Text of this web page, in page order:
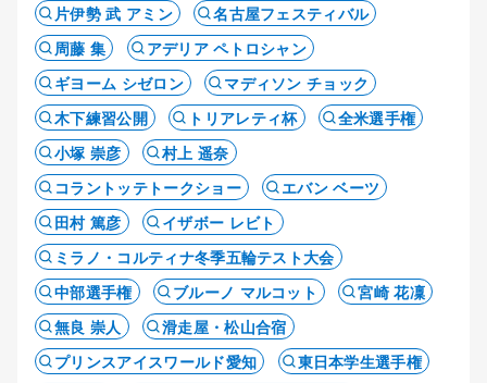
片伊勢 武 アミン
名古屋フェスティバル
周藤 集
アデリア ペトロシャン
ギヨーム シゼロン
マディソン チョック
木下練習公開
トリアレティ杯
全米選手権
小塚 崇彦
村上 遥奈
コラントッテトークショー
エバン ベーツ
田村 篤彦
イザボー レビト
ミラノ・コルティナ冬季五輪テスト大会
中部選手権
ブルーノ マルコット
宮崎 花凜
無良 崇人
滑走屋・松山合宿
プリンスアイスワールド愛知
東日本学生選手権